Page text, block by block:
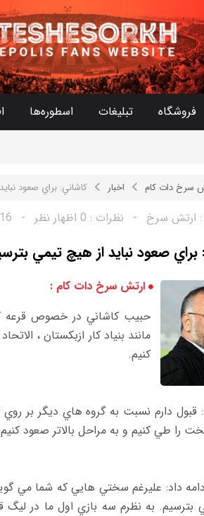
فروشگاه تبلیغات اسطوره‌ها
سرخ دات کام اخبار كاشاني: براي صعود
ارتش سرخ - نظرات : 0 اظهار نظر - 16 سال پیش
براي صعود نبايد از هيچ تيمي
ارتش سرخ دات کام :
حبيب كاشاني در خصوص قرعه
مانند بنياد كار ازبكستان ،
كنيم.
قبول دارم نسبت به گروه هاي ديگر بر
را طي كنيم و به مراحل بالاتر صعود
داد: عليرغم سختي هايي كه شما مي
بترسيم. به نظرم سه بازي اول ما در